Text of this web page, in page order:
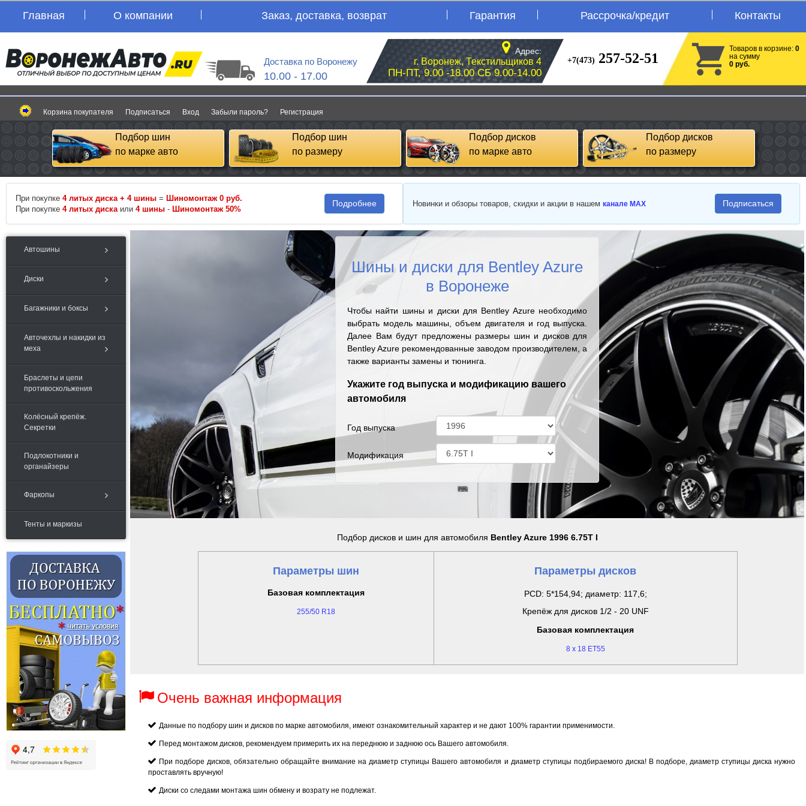
Главная О компании Заказ, доставка, возврат Гарантия Рассрочка/кредит Контакты
Доставка по Воронежу
10.00 - 17.00
Адрес:
г. Воронеж, Текстильщиков 4
ПН-ПТ, 9.00 -18.00 СБ 9.00-14.00
+7(473) 257-52-51
Товаров в корзине: 0
на сумму
0 руб.
Корзина покупателя Подписаться Вход Забыли пароль? Регистрация
Подбор шин
по марке авто
Подбор шин
по размеру
Подбор дисков
по марке авто
Подбор дисков
по размеру
При покупке 4 литых диска + 4 шины = Шиномонтаж 0 руб.
При покупке 4 литых диска или 4 шины - Шиномонтаж 50%
Подробнее Новинки и обзоры товаров, скидки и акции в нашем канале MAX Подписаться
Автошины
Диски
Багажники и боксы
Авточехлы и накидки из
меха
Браслеты и цепи
противоскольжения
Колёсный крепёж.
Секретки
Подлокотники и
органайзеры
Фаркопы
Тенты и маркизы
Шины и диски для Bentley Azure
в Воронеже
Чтобы найти шины и диски для Bentley Azure необходимо
выбрать модель машины, объем двигателя и год выпуска.
Далее Вам будут предложены размеры шин и дисков для
Bentley Azure рекомендованные заводом производителем, а
также варианты замены и тюнинга.
Укажите год выпуска и модификацию вашего
автомобиля
Год выпуска
Модификация
Подбор дисков и шин для автомобиля Bentley Azure 1996 6.75T I
Параметры шин
Базовая комплектация
255/50 R18
Параметры дисков
PCD: 5*154,94; диаметр: 117,6;
Крепёж для дисков 1/2 - 20 UNF
Базовая комплектация
8 x 18 ET55
Очень важная информация
Данные по подбору шин и дисков по марке автомобиля, имеют ознакомительный характер и не дают 100% гарантии применимости.
Перед монтажом дисков, рекомендуем примерить их на переднюю и заднюю ось Вашего автомобиля.
При подборе дисков, обязательно обращайте внимание на диаметр ступицы Вашего автомобиля и диаметр ступицы подбираемого диска! В подборе, диаметр ступицы диска нужно
проставлять вручную!
Диски со следами монтажа шин обмену и возрату не подлежат.